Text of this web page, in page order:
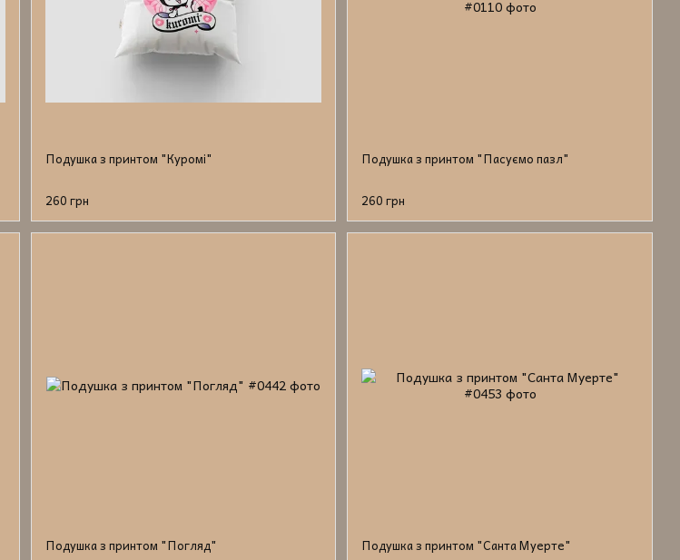
Подушка з принтом "Куромі"
260 грн
Подушка з принтом "Пасуємо пазл"
260 грн
Подушка з принтом "Погляд" Подушка з принтом "Санта Муерте"